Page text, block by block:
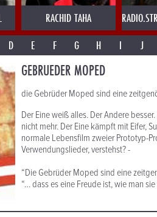
RACHID TAHA
D E F G H I J
GEBRUEDER MOPED
die Gebrüder Moped sind eine
Der Eine weiß alles. Der Andere
nicht mehr. Der Eine kämpft mit Eifer,
normale Lebensfilm zweier Prototyp-
Verwendungslieder, verstehst? -
“Die Gebrüder Moped sind eine
“… dass es eine Freude ist, wie man